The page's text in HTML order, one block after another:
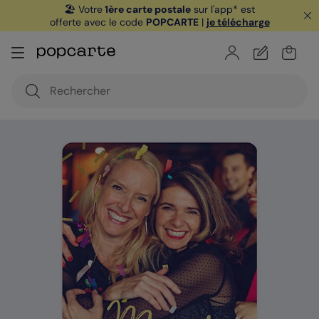
🏖️ Votre1ère carte postale sur l'app* est
offerte avec le code POPCARTE| je télécharge